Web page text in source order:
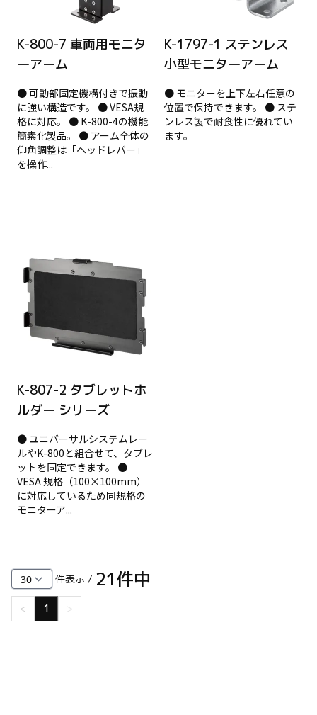
K-800-7 車両用モニタ
ーアーム
● 可動部固定機構付きで振動
に強い構造です。 ● VESA規
格に対応。 ● K-800-4の機能
簡素化製品。 ● アーム全体の
仰角調整は「ヘッドレバー」
を操作...
K-1797-1 ステンレス
小型モニターアーム
● モニターを上下左右任意の
位置で保持できます。 ● ステ
ンレス製で耐食性に優れてい
ます。
K-807-2 タブレットホ
ルダー シリーズ
● ユニバーサルシステムレー
ルやK-800と組合せて、タブレ
ットを固定できます。 ●
VESA 規格（100×100mm）
に対応しているため同規格の
モニターア...
件表示 / 21件中
< 1 >